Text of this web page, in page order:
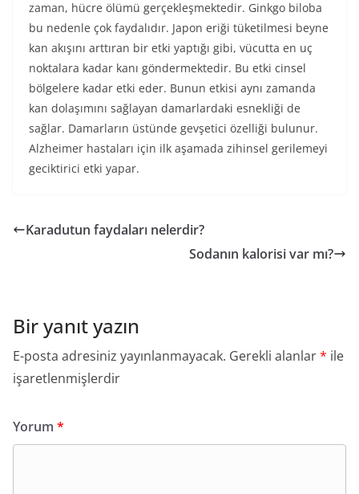
zaman, hücre ölümü gerçekleşmektedir. Ginkgo biloba
bu nedenle çok faydalıdır. Japon eriği tüketilmesi beyne
kan akışını arttıran bir etki yaptığı gibi, vücutta en uç
noktalara kadar kanı göndermektedir. Bu etki cinsel
bölgelere kadar etki eder. Bunun etkisi aynı zamanda
kan dolaşımını sağlayan damarlardaki esnekliği de
sağlar. Damarların üstünde gevşetici özelliği bulunur.
Alzheimer hastaları için ilk aşamada zihinsel gerilemeyi
geciktirici etki yapar.
Karadutun faydaları nelerdir?
Sodanın kalorisi var mı?
Bir yanıt yazın
E-posta adresiniz yayınlanmayacak. Gerekli alanlar* ile
işaretlenmişlerdir
Yorum *